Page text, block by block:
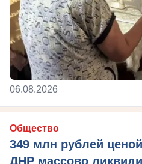
06.08.2026
Общество
349 млн рублей
ДНР массово